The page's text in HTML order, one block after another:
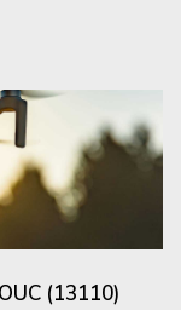
(13110)